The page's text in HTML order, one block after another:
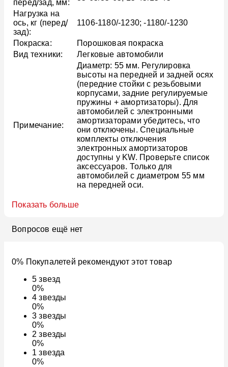
перед/зад, мм:
Нагрузка на
ось, кг (перед/
зад):
1106-1180/-1230; -1180/-1230
Покраска:
Порошковая покраска
Вид техники:
Легковые автомобили
Примечание:
Диаметр: 55 мм. Регулировка
высоты на передней и задней осях
(передние стойки с резьбовыми
корпусами, задние регулируемые
пружины + амортизаторы). Для
автомобилей с электронными
амортизаторами убедитесь, что
они отключены. Специальные
комплекты отключения
электронных амортизаторов
доступны у KW. Проверьте список
аксессуаров. Только для
автомобилей с диаметром 55 мм
на передней оси.
Показать больше
Вопросов ещё нет
0% Покупалетей рекомендуют этот товар
5звезд
0%
4звезды
0%
3звезды
0%
2звезды
0%
1звезда
0%